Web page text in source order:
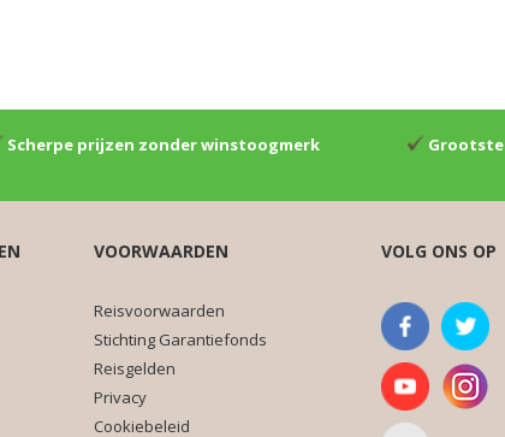
Scherpe prijzen zonder winstoogmerk
Grootste
VOORWAARDEN
Reisvoorwaarden
Stichting Garantiefonds
Reisgelden
Privacy
Cookiebeleid
VOLG ONS OP